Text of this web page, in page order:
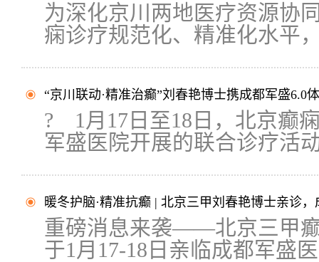
为深化京川两地医疗资源协
痫诊疗规范化、精准化水平
“京川联动·精准治癫”刘春艳博士携成都军盛6.0
? 1月17日至18日，北京癫
军盛医院开展的联合诊疗活
暖冬护脑·精准抗癫 | 北京三甲刘春艳博士亲诊
重磅消息来袭——北京三甲
于1月17-18日亲临成都军盛